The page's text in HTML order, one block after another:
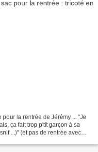
la rentrée de Jérémy ... "Je
ça fait trop p'tit garçon à sa
...)" (et pas de rentrée avec